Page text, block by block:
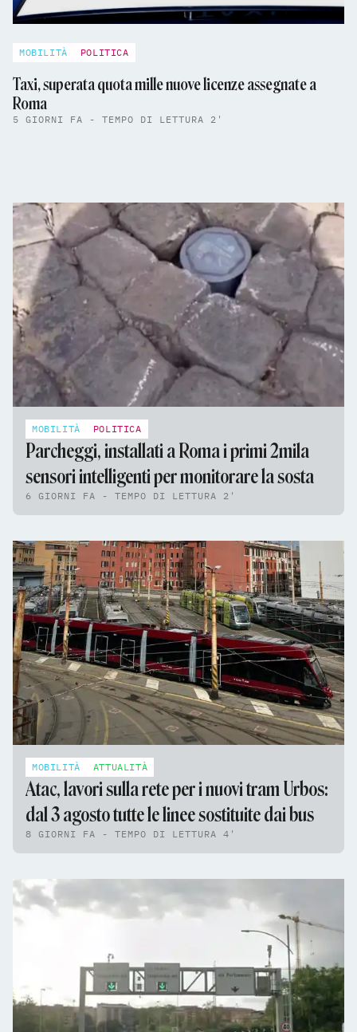
MOBILITÀ POLITICA
Taxi, superata quota mille nuove licenze assegnate a
Roma
5 GIORNI FA - TEMPO DI LETTURA 2'
MOBILITÀ POLITICA
Parcheggi, installati a Roma i primi 2mila
sensori intelligenti per monitorare la sosta
6 GIORNI FA - TEMPO DI LETTURA 2'
MOBILITÀ ATTUALITÀ
Atac, lavori sulla rete per i nuovi tram Urbos:
dal 3 agosto tutte le linee sostituite dai bus
8 GIORNI FA - TEMPO DI LETTURA 4'